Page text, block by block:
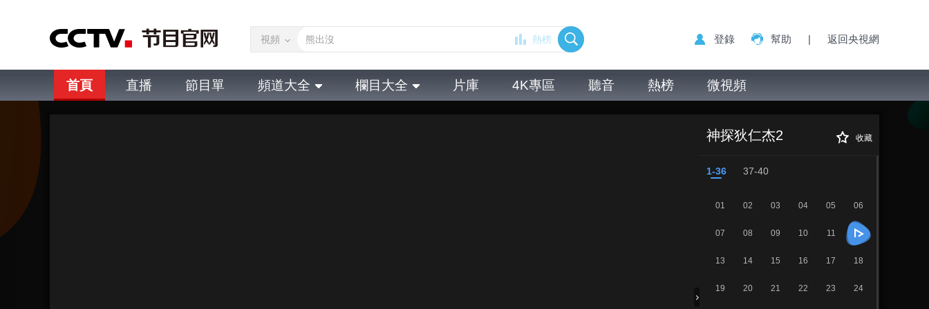
視頻 熱榜 登錄 幫助 | 返回央視網
首頁 直播 節目單 頻道大全 欄目大全 片庫 4K專區 聽音 熱榜 微視頻
神探狄仁杰2 收藏
1-36 37-40
01 02 03 04 05 06
07 08 09 10 11
13 14 15 16 17 18
19 20 21 22 23 24